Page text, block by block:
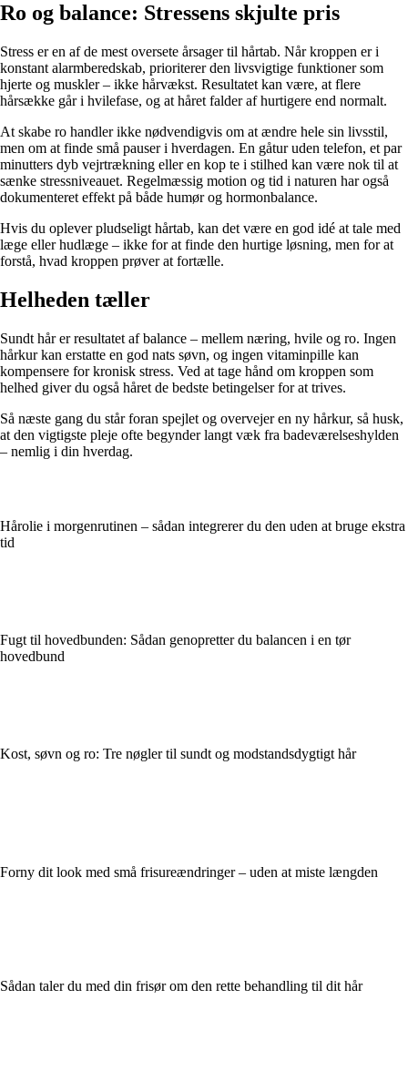
Ro og balance: Stressens skjulte pris
Stress er en af de mest oversete årsager til hårtab. Når kroppen er i
konstant alarmberedskab, prioriterer den livsvigtige funktioner som
hjerte og muskler – ikke hårvækst. Resultatet kan være, at flere
hårsække går i hvilefase, og at håret falder af hurtigere end normalt.
At skabe ro handler ikke nødvendigvis om at ændre hele sin livsstil,
men om at finde små pauser i hverdagen. En gåtur uden telefon, et par
minutters dyb vejrtrækning eller en kop te i stilhed kan være nok til at
sænke stressniveauet. Regelmæssig motion og tid i naturen har også
dokumenteret effekt på både humør og hormonbalance.
Hvis du oplever pludseligt hårtab, kan det være en god idé at tale med
læge eller hudlæge – ikke for at finde den hurtige løsning, men for at
forstå, hvad kroppen prøver at fortælle.
Helheden tæller
Sundt hår er resultatet af balance – mellem næring, hvile og ro. Ingen
hårkur kan erstatte en god nats søvn, og ingen vitaminpille kan
kompensere for kronisk stress. Ved at tage hånd om kroppen som
helhed giver du også håret de bedste betingelser for at trives.
Så næste gang du står foran spejlet og overvejer en ny hårkur, så husk,
at den vigtigste pleje ofte begynder langt væk fra badeværelseshylden
– nemlig i din hverdag.
Hårolie i morgenrutinen – sådan integrerer du den uden at bruge ekstra
tid
Fugt til hovedbunden: Sådan genopretter du balancen i en tør
hovedbund
Kost, søvn og ro: Tre nøgler til sundt og modstandsdygtigt hår
Forny dit look med små frisureændringer – uden at miste længden
Sådan taler du med din frisør om den rette behandling til dit hår